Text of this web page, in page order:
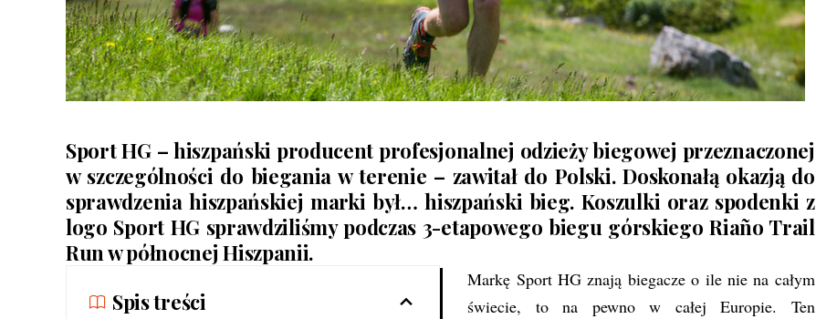
Sport HG – hiszpański producent profesjonalnej odzieży biegowej przeznaczonej
w szczególności do biegania w terenie – zawitał do Polski. Doskonałą okazją do
sprawdzenia hiszpańskiej marki był… hiszpański bieg. Koszulki oraz spodenki z
logo Sport HG sprawdziliśmy podczas 3-etapowego biegu górskiego Riaño Trail
Run w północnej Hiszpanii.
Spis treści
Markę Sport HG znają biegacze o ile nie na całym
świecie, to na pewno w całej Europie. Ten